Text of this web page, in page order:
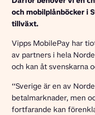
och mobilplånböcker i
tillväxt.
Vipps MobilePay har
av partners i hela
och kan åt svenskarna
“Sverige är en av
betalmarknader, men
fortfarande kan